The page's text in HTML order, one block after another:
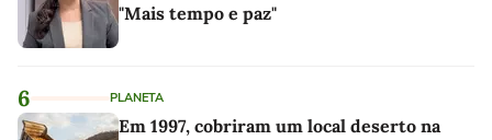
"Mais tempo e paz"
6 PLANETA
Em 1997, cobriram um local deserto na